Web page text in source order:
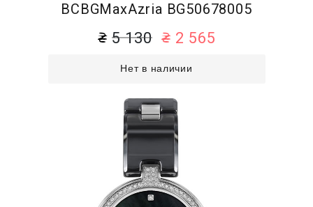
BCBGMaxAzria BG50678005
5 130 2 565
Нет в наличии